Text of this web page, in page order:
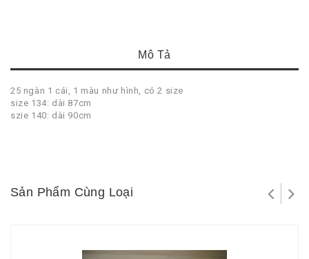
Mô Tả
25 ngàn 1 cái, 1 màu như hình, có 2 size
size 134: dài 87cm
szie 140: dài 90cm
Sản Phẩm Cùng Loại